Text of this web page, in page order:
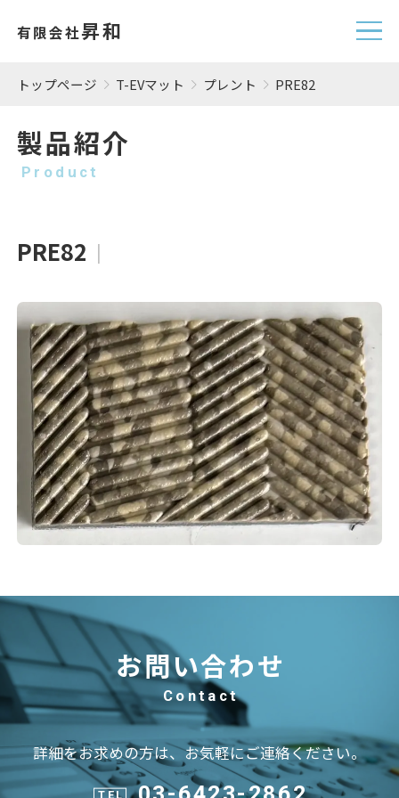
有限会社昇和
トップページ T-EVマット プレント PRE82
製品紹介
Product
PRE82
お問い合わせ
Contact
詳細をお求めの方は、お気軽にご連絡ください。
TEL